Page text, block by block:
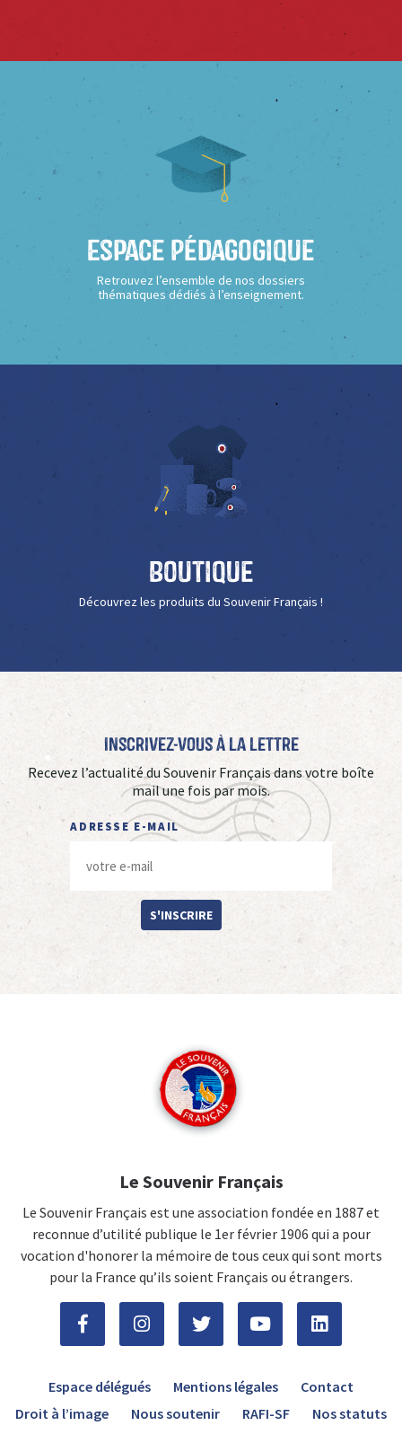
Espace Pédagogique
Retrouvez l’ensemble de nos dossiers
thématiques dédiés à l’enseignement.
Boutique
Découvrez les produits du Souvenir Français !
Inscrivez-vous à La Lettre
Recevez l’actualité du Souvenir Français dans votre boîte
mail une fois par mois.
ADRESSE E-MAIL
S'INSCRIRE
Le Souvenir Français
Le Souvenir Français est une association fondée en 1887 et
reconnue d’utilité publique le 1er février 1906 qui a pour
vocation d'honorer la mémoire de tous ceux qui sont morts
pour la France qu’ils soient Français ou étrangers.
Espace délégués Mentions légales
Contact
Droit à l’image
Nous soutenir RAFI-SF Nos statuts